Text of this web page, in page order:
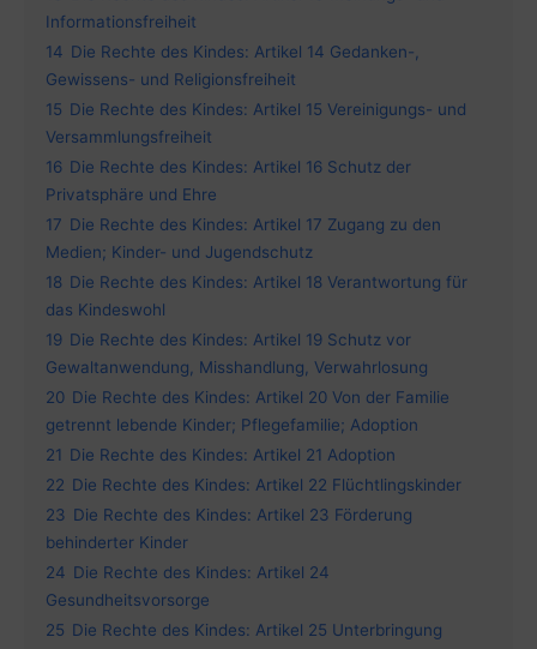
Informationsfreiheit
14 Die Rechte des Kindes: Artikel 14 Gedanken-,
Gewissens- und Religionsfreiheit
15 Die Rechte des Kindes: Artikel 15 Vereinigungs- und
Versammlungsfreiheit
16 Die Rechte des Kindes: Artikel 16 Schutz der
Privatsphäre und Ehre
17 Die Rechte des Kindes: Artikel 17 Zugang zu den
Medien; Kinder- und Jugendschutz
18 Die Rechte des Kindes: Artikel 18 Verantwortung für
das Kindeswohl
19 Die Rechte des Kindes: Artikel 19 Schutz vor
Gewaltanwendung, Misshandlung, Verwahrlosung
20 Die Rechte des Kindes: Artikel 20 Von der Familie
getrennt lebende Kinder; Pflegefamilie; Adoption
21 Die Rechte des Kindes: Artikel 21 Adoption
22 Die Rechte des Kindes: Artikel 22 Flüchtlingskinder
23 Die Rechte des Kindes: Artikel 23 Förderung
behinderter Kinder
24 Die Rechte des Kindes: Artikel 24
Gesundheitsvorsorge
25 Die Rechte des Kindes: Artikel 25 Unterbringung